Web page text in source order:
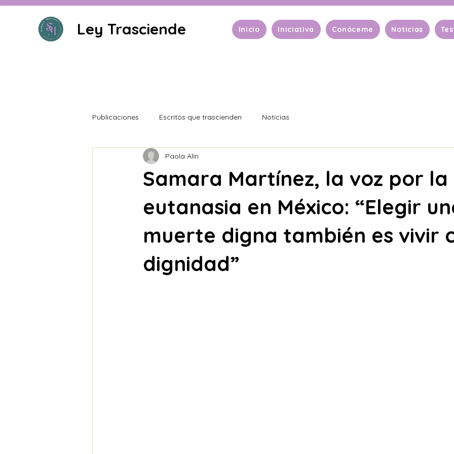
Ley Trasciende Inicio Iniciativa Conóceme Noticias
Publicaciones Escritos que trascienden Noticias
Samara Martínez, la voz por la
eutanasia en México: “Elegir
muerte digna también es vivir
dignidad”
Paola Alín